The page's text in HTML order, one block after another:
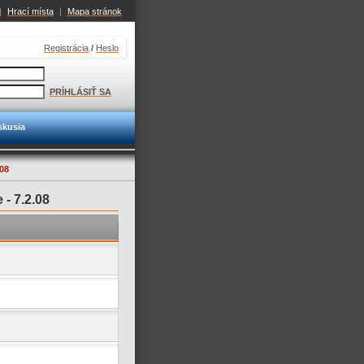
| Hrací místa | Mapa stránok
Registrácia / Heslo
PRÍHLÁSIŤ SA
- 7.2.08